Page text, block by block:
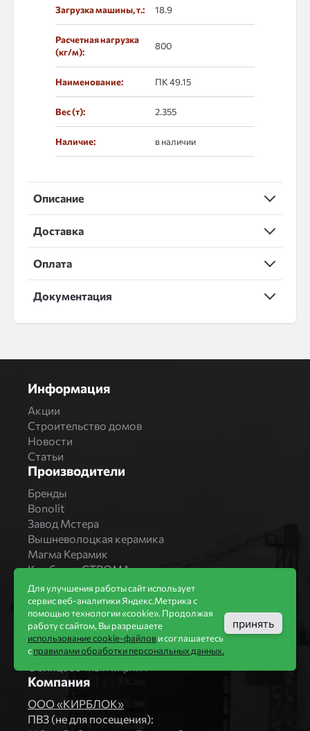
Загрузка машины, т.: 18.9
Расчетная нагрузка
(кг/м):
800
Наименование: ПК 49.15
Вес (т): 2.355
Наличие: в наличии
Описание
Доставка
Оплата
Документация
Информация
Акции
Строительство домов
Новости
Статьи
Производители
Бренды
Bonolit
Завод Мстера
Вышневолоцкая керамика
Магма Керамик
Комбинат СТРОМА
Вяземский кирпичный завод
Продукция
Каталог
Блоки Bonolit
Строительный кирпич
Компания
ООО «КИРБЛОК»
ПВЗ (не для посещения):
Для улучшения работы сайт использует
сервис веб-аналитики Яндекс.Метрика с
помощью технологии «cookie». Продолжая
работу с сайтом, Вы разрешаете
использование cookie-файлови соглашаетесь
справилами обработки персональных данных.
принять